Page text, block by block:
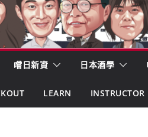
嚐日新資 日本酒學
LEARN